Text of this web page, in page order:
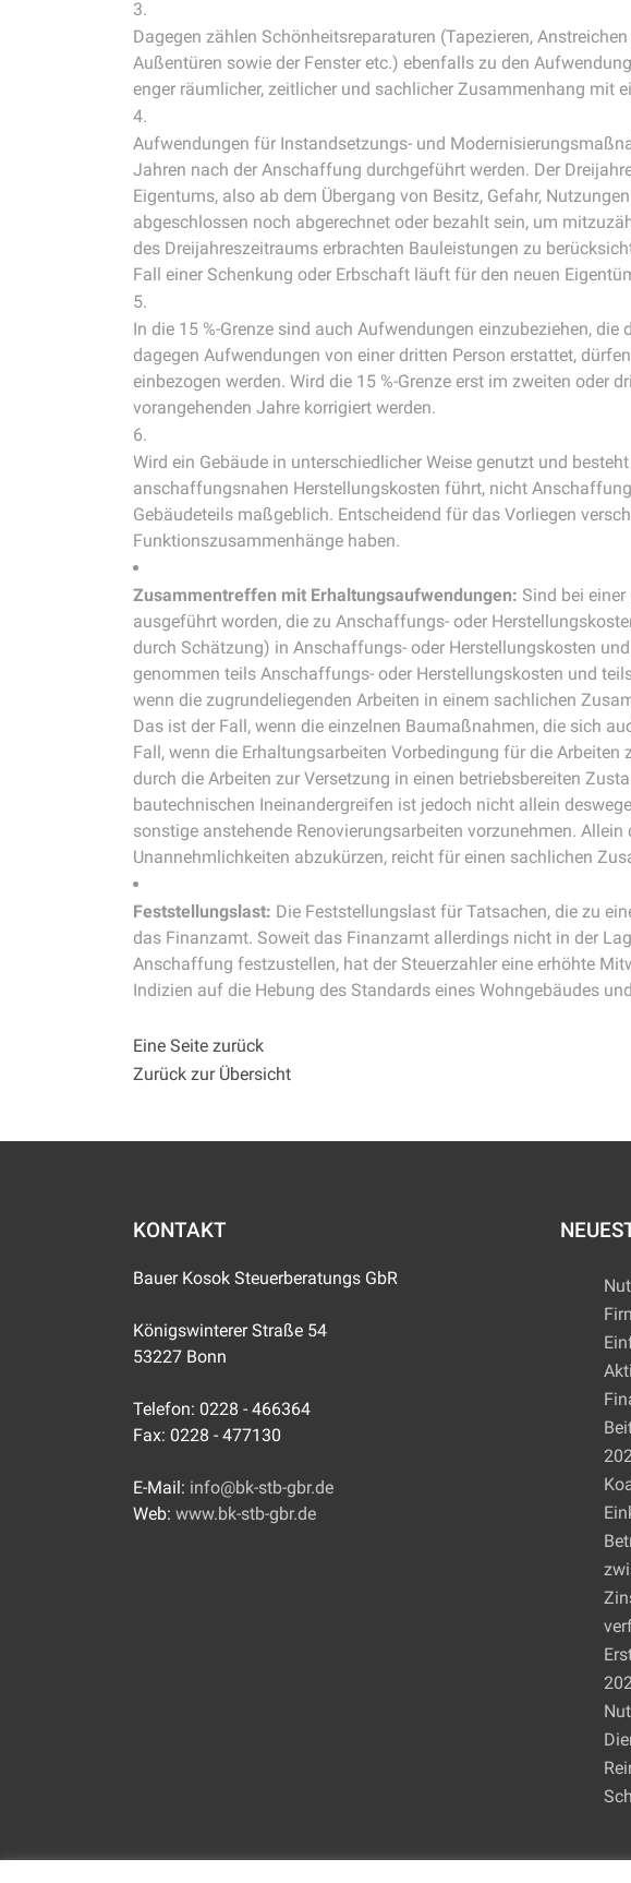
Dagegen zählen Schönheitsreparaturen (Tapezieren,
Außentüren sowie der Fenster etc.) ebenfalls zu den
enger räumlicher, zeitlicher und sachlicher Zusammenhang mit
Aufwendungen für Instandsetzungs- und
Jahren nach der Anschaffung durchgeführt werden. Der
Eigentums, also ab dem Übergang von Besitz, Gefahr,
abgeschlossen noch abgerechnet oder bezahlt sein, um
des Dreijahreszeitraums erbrachten Bauleistungen zu
Fall einer Schenkung oder Erbschaft läuft für den neuen
In die 15 %-Grenze sind auch Aufwendungen einzubeziehen,
dagegen Aufwendungen von einer dritten Person erstattet,
einbezogen werden. Wird die 15 %-Grenze erst im zweiten oder
vorangehenden Jahre korrigiert werden.
Wird ein Gebäude in unterschiedlicher Weise genutzt und
anschaffungsnahen Herstellungskosten führt, nicht
Gebäudeteils maßgeblich. Entscheidend für das Vorliegen
Funktionszusammenhänge haben.
Zusammentreffen mit Erhaltungsaufwendungen: Sind bei
ausgeführt worden, die zu Anschaffungs- oder
durch Schätzung) in Anschaffungs- oder Herstellungskosten
genommen teils Anschaffungs- oder Herstellungskosten und
wenn die zugrundeliegenden Arbeiten in einem sachlichen
Das ist der Fall, wenn die einzelnen Baumaßnahmen, die sich
Fall, wenn die Erhaltungsarbeiten Vorbedingung für die
durch die Arbeiten zur Versetzung in einen betriebsbereiten
bautechnischen Ineinandergreifen ist jedoch nicht allein
sonstige anstehende Renovierungsarbeiten vorzunehmen.
Unannehmlichkeiten abzukürzen, reicht für einen sachlichen
Feststellungslast: Die Feststellungslast für Tatsachen, die zu
das Finanzamt. Soweit das Finanzamt allerdings nicht in der
Anschaffung festzustellen, hat der Steuerzahler eine erhöhte
Indizien auf die Hebung des Standards eines Wohngebäudes
Eine Seite zurück
Zurück zur Übersicht
KONTAKT
Bauer Kosok Steuerberatungs GbR
Königswinterer Straße 54
53227 Bonn
Telefon: 0228 - 466364
Fax: 0228 - 477130
E-Mail: info@bk-stb-gbr.de
Web: www.bk-stb-gbr.de